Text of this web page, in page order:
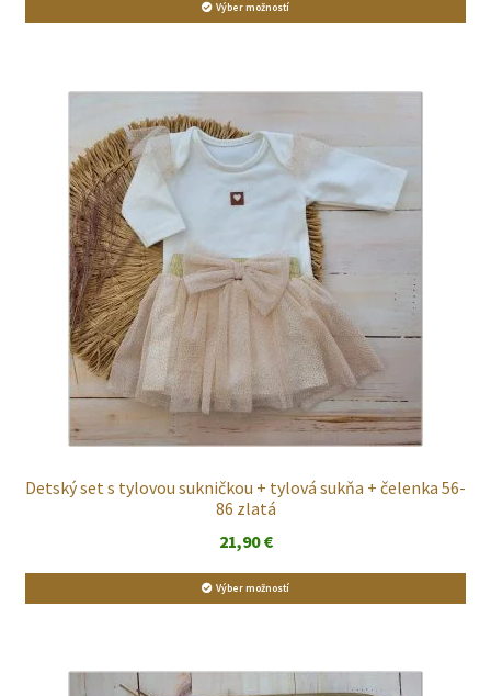
Výber možností
Detský set s tylovou sukničkou + tylová sukňa + čelenka 56-
86 zlatá
21,90€
Výber možností